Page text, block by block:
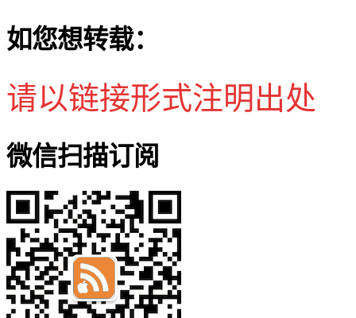
如您想转载：
请以链接形式注明出处
微信扫描订阅